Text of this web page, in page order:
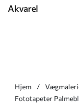
Akvarel
Hjem
Fototapeter